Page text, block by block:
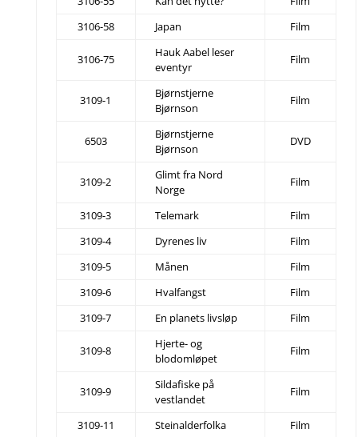
3106-58
Japan Film
3106-75
Hauk Aabel leser
eventyr
Film
3109-1
Bjørnstjerne
Bjørnson
Film
6503
Bjørnstjerne
Bjørnson
DVD
3109-2
Glimt fra Nord
Norge
Film
3109-3 Telemark
Film
3109-4
Dyrenes liv
Film
3109-5
Månen
Film
3109-6
Hvalfangst
Film
3109-7
En planets livsløp Film
3109-8
Hjerte- og
blodomløpet
Film
3109-9
Sildafiske på
vestlandet
Film
3109-11 Steinalderfolka
Film